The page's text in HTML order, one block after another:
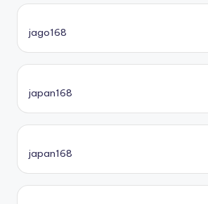
jago168
japan168
japan168